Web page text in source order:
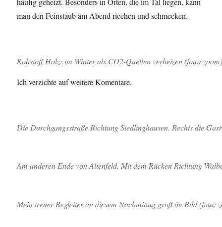
man den Feinstaub am Abend riechen und schmecken.
Rohstoff Holz: im Winter als CO2-Quellen verheizen (foto:
Ich verzichte auf weitere Komentare.
Die Durchgangsstraße Richtung Siedlinghausen. Rechts die
Am anderen Ende von Altenfeld. Mit dem Rücken Richtung
Mein treuer Begleiter an diesem Nachmittag groß im Bild (foto: